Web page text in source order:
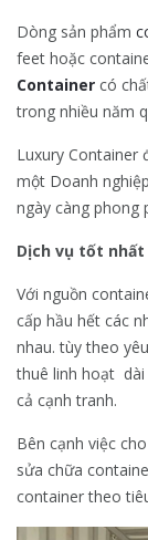
Dòng sản phẩm
feet hoặc
Container có
trong nhiều năm
Luxury Container
một Doanh
ngày càng phong
Dịch vụ tốt
Với nguồn
cấp hầu hết các
nhau. tùy theo
thuê linh hoạt dài
cả cạnh tranh.
Bên cạnh việc
sửa chữa
container theo